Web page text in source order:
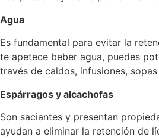
Agua
Es fundamental para evitar la
te apetece beber agua, puedes
través de caldos, infusiones,
Espárragos y alcachofas
Son saciantes y presentan
ayudan a eliminar la retención de